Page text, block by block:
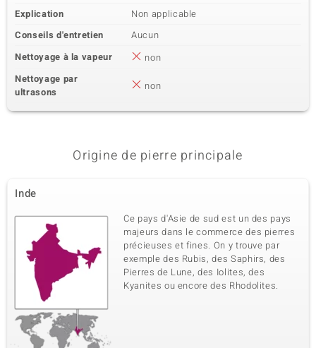
Explication
Non applicable
Conseils d'entretien
Aucun
Nettoyage à la vapeur
non
Nettoyage par
ultrasons
non
Origine de pierre principale
Inde
Ce pays d'Asie de sud est un des pays
majeurs dans le commerce des pierres
précieuses et fines. On y trouve par
exemple des Rubis, des Saphirs, des
Pierres de Lune, des Iolites, des
Kyanites ou encore des Rhodolites.